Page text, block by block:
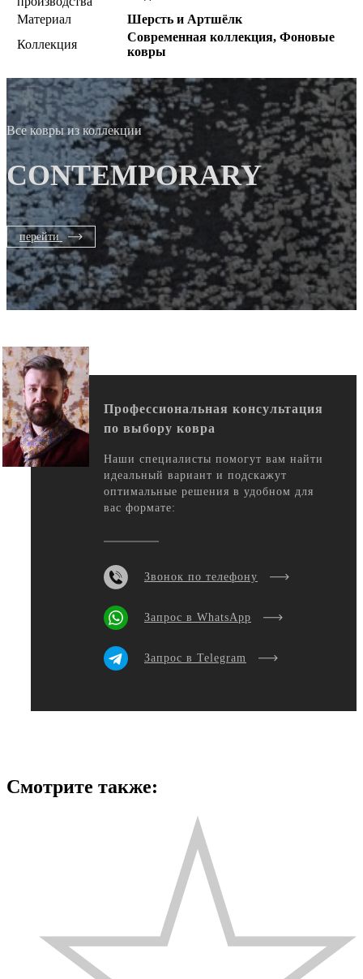
Материал
Шерсть и Артшёлк
Коллекция
Современная коллекция, Фоновые
ковры
Все ковры из коллекции
CONTEMPORARY
перейти
Профессиональная консультация
по выбору ковра
Наши специалисты помогут вам найти
идеальный вариант и подскажут
оптимальные решения в удобном для
вас формате:
Звонок по телефону
Запрос в WhatsApp
Запрос в Telegram
Смотрите также: